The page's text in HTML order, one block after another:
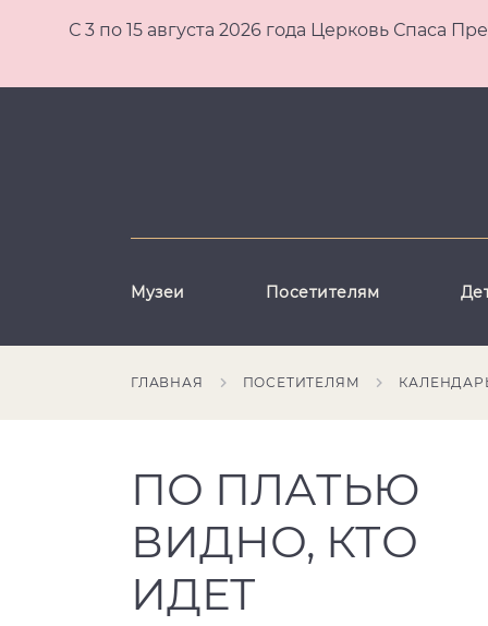
С 3 по 15 августа 2026 года Церковь Спаса
Музеи Посетителям
ГЛАВНАЯ ПОСЕТИТЕЛЯМ
ПО ПЛАТЬЮ
ВИДНО, КТО
ИДЕТ